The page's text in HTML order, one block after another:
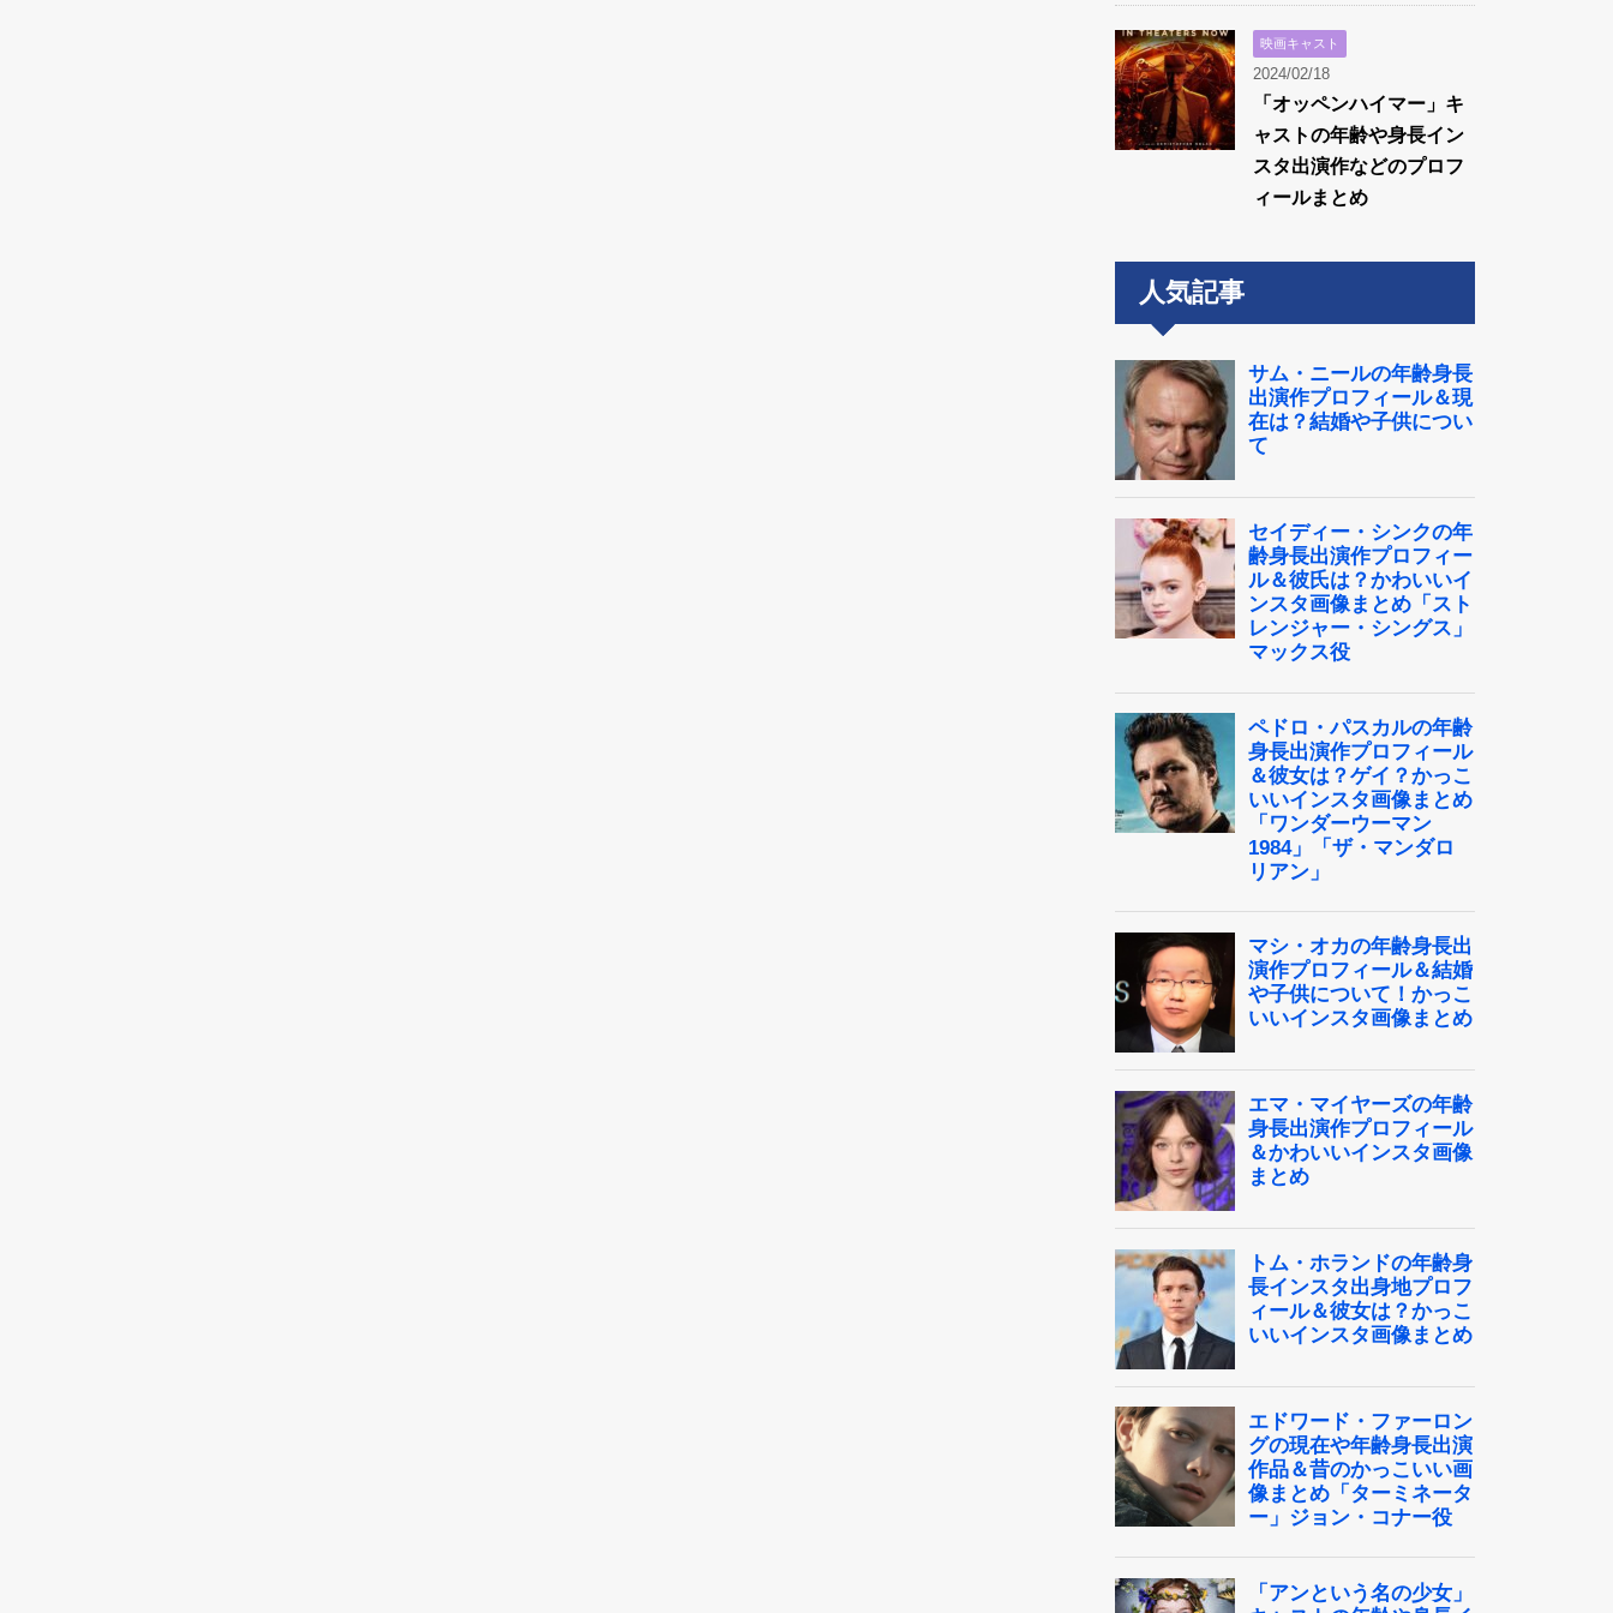
映画キャスト
2024/02/18
「オッペンハイマー」キ
ャストの年齢や身長イン
スタ出演作などのプロフ
ィールまとめ
人気記事